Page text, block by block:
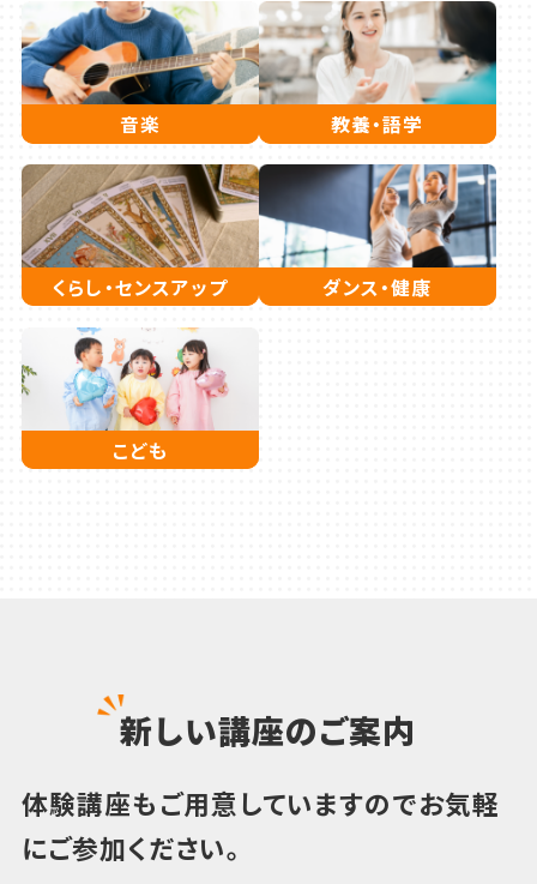
音楽 教養・語学
くらし・センスアップ ダンス・健康
こども
新しい講座のご案内
体験講座もご用意していますのでお気軽
にご参加ください。